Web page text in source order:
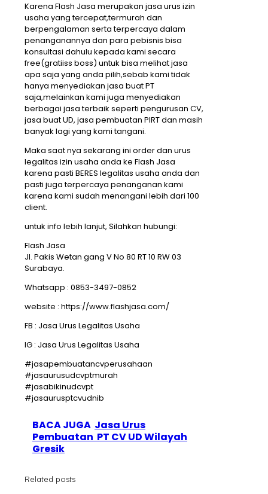
Karena Flash Jasa merupakan jasa urus izin
usaha yang tercepat,termurah dan
berpengalaman serta terpercaya dalam
penanganannya dan para pebisnis bisa
konsultasi dahulu kepada kami secara
free(gratiiss boss) untuk bisa melihat jasa
apa saja yang anda pilih,sebab kami tidak
hanya menyediakan jasa buat PT
saja,melainkan kami juga menyediakan
berbagai jasa terbaik seperti pengurusan CV,
jasa buat UD, jasa pembuatan PIRT dan masih
banyak lagi yang kami tangani.
Maka saat nya sekarang ini order dan urus
legalitas izin usaha anda ke Flash Jasa
karena pasti BERES legalitas usaha anda dan
pasti juga terpercaya penanganan kami
karena kami sudah menangani lebih dari 100
client.
untuk info lebih lanjut, Silahkan hubungi:
Flash Jasa
Jl. Pakis Wetan gang V No 80 RT 10 RW 03
Surabaya.
Whatsapp : 0853-3497-0852
website : https://www.flashjasa.com/
FB : Jasa Urus Legalitas Usaha
IG : Jasa Urus Legalitas Usaha
#jasapembuatancvperusahaan
#jasaurusudcvptmurah
#jasabikinudcvpt
#jasaurusptcvudnib
BACA JUGA Jasa Urus
Pembuatan PT CV UD Wilayah
Gresik
Related posts